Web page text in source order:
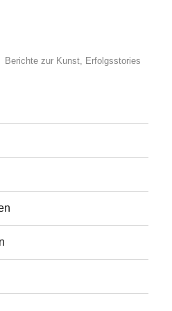
Kategorien
Berichte zur Kunst, Erfolgsstories